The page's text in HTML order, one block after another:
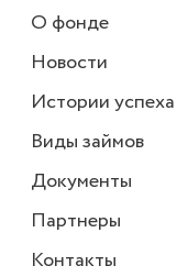
О фонде
Новости
Истории успеха
Виды займов
Документы
Партнеры
Контакты